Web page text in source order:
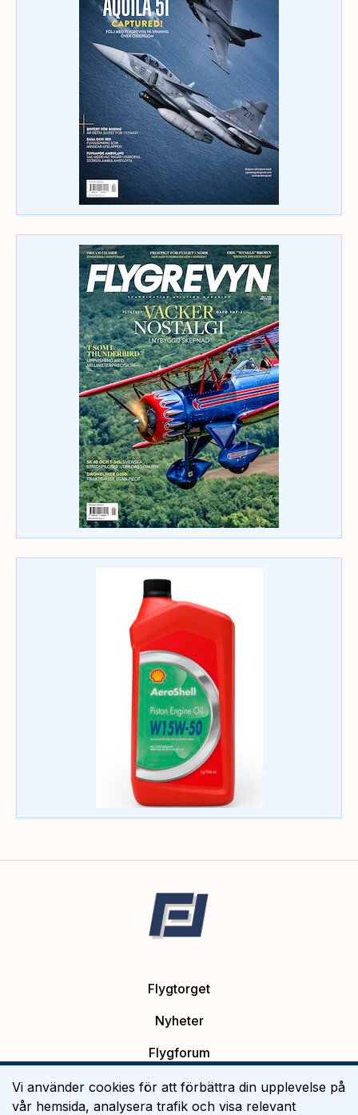
Flygtorget
Nyheter
Flygforum
Platsannonser
Vi använder cookies för att förbättra din upplevelse på
vår hemsida, analysera trafik och visa relevant